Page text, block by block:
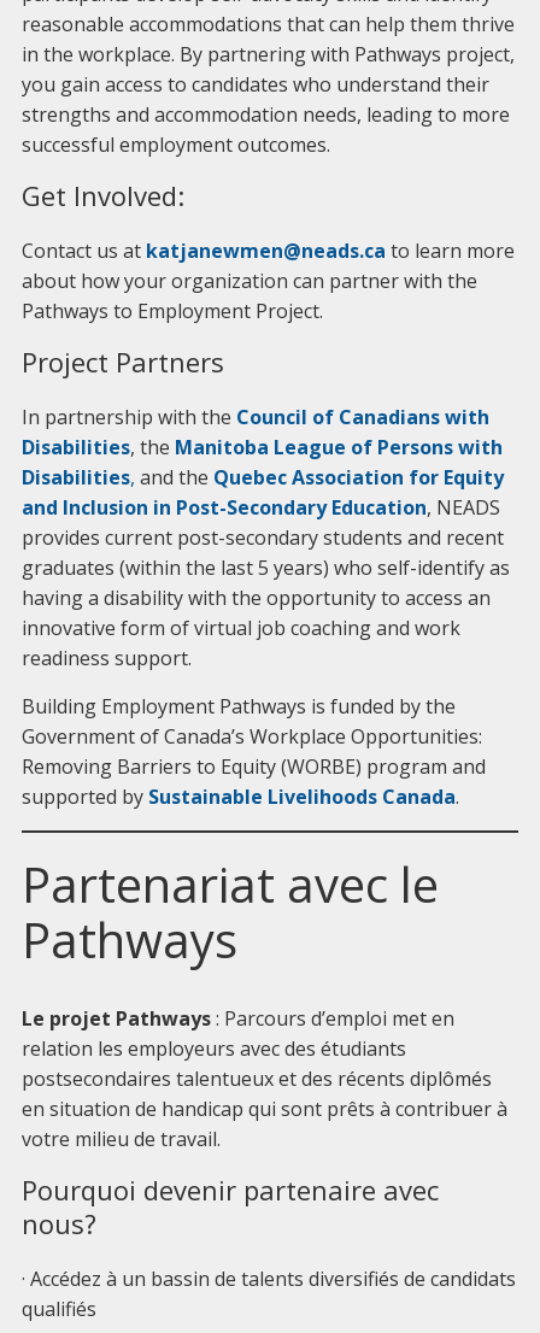
reasonable accommodations that can help them thrive
in the workplace. By partnering with Pathways project,
you gain access to candidates who understand their
strengths and accommodation needs, leading to more
successful employment outcomes.
Get Involved:
Contact us at katjanewmen@neads.ca to learn more
about how your organization can partner with the
Pathways to Employment Project.
Project Partners
In partnership with the Council of Canadians with
Disabilities, the Manitoba League of Persons with
Disabilities, and the Quebec Association for Equity
and Inclusion in Post-Secondary Education, NEADS
provides current post-secondary students and recent
graduates (within the last 5 years) who self-identify as
having a disability with the opportunity to access an
innovative form of virtual job coaching and work
readiness support.
Building Employment Pathways is funded by the
Government of Canada’s Workplace Opportunities:
Removing Barriers to Equity (WORBE) program and
supported by Sustainable Livelihoods Canada.
Partenariat avec le
Pathways
Le projet Pathways: Parcours d’emploi met en
relation les employeurs avec des étudiants
postsecondaires talentueux et des récents diplômés
en situation de handicap qui sont prêts à contribuer à
votre milieu de travail.
Pourquoi devenir partenaire avec
nous?
· Accédez à un bassin de talents diversifiés de candidats
qualifiés